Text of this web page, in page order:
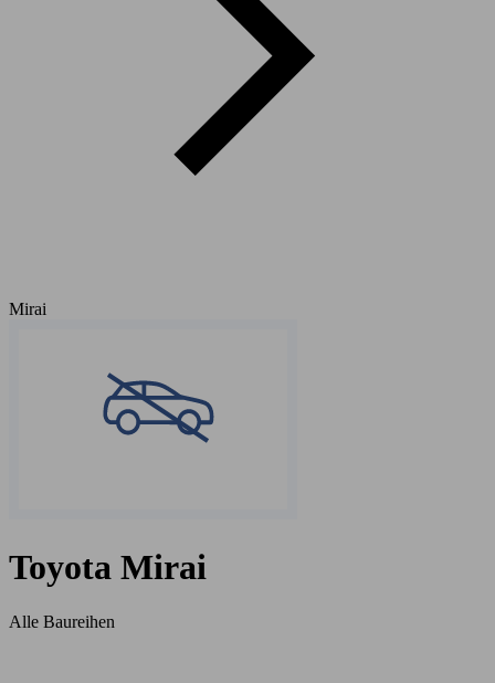
Mirai
Toyota Mirai
Alle Baureihen